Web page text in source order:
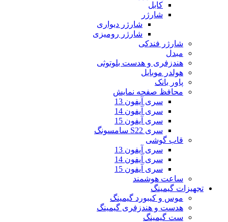
کابل
شارژر
شارژر دیواری
شارژر رومیزی
شارژر فندکی
مبدل
هندزفری و هدست بلوتوثی
هولدر موبایل
پاور بانک
محافظ صفحه نمایش
سری آیفون 13
سری آیفون 14
سری آیفون 15
سری S22 سامسونگ
قاب گوشی
سری آیفون 13
سری آیفون 14
سری آیفون 15
ساعت هوشمند
تجهیزات گیمینگ
موس و کیبورد گیمینگ
هدست و هندزفری گیمینگ
ست گیمینگ